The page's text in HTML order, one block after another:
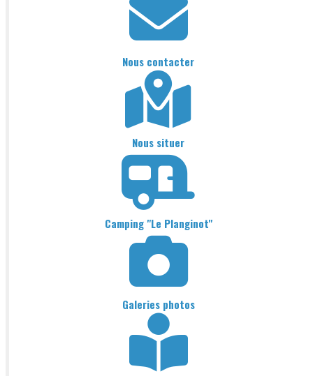
Nous contacter
Nous situer
Camping "Le Planginot"
Galeries photos